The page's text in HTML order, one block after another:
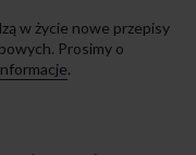
w życie nowe przepisy
Prosimy o
.